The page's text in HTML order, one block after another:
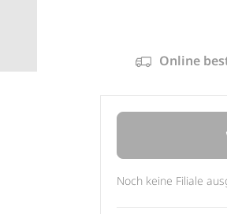
Online
Noch keine Filiale